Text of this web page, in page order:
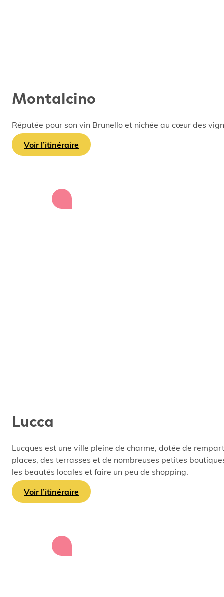
Montalcino
Réputée pour son vin Brunello et nichée au cœur des
Voir l’itinéraire
Lucca
Lucques est une ville pleine de charme, dotée de
places, des terrasses et de nombreuses petites
les beautés locales et faire un peu de shopping.
Voir l’itinéraire